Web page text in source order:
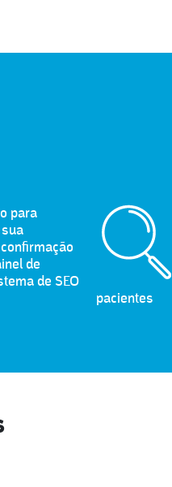
para
de
de SEO
pacientes